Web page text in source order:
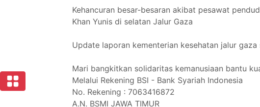
Kehancuran besar-besaran akibat pesawat
Khan Yunis di selatan Jalur Gaza
Update laporan kementerian kesehatan jalur
Mari bangkitkan solidaritas kemanusiaan bantu
Melalui Rekening BSI - Bank Syariah Indonesia
No. Rekening : 7063416872
A.N. BSMI JAWA TIMUR